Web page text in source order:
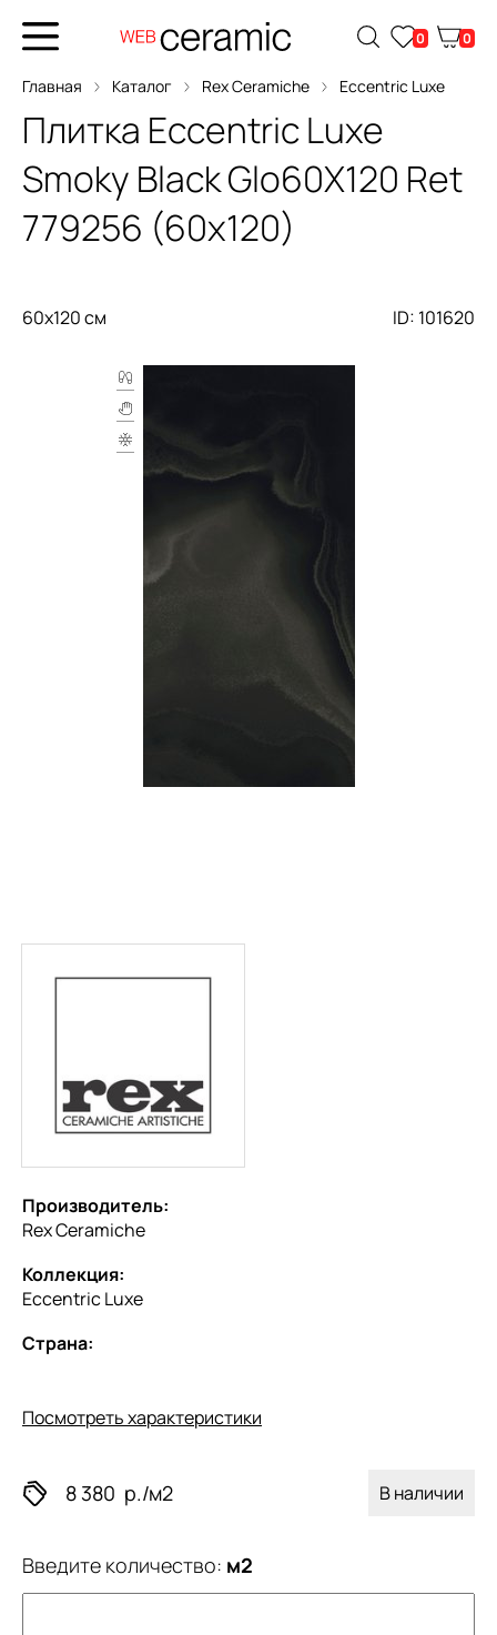
0 0
Главная Каталог Rex Ceramiche Eccentric Luxe
Плитка Eccentric Luxe
Smoky Black Glo60X120 Ret
779256 (60x120)
60x120 см ID: 101620
Производитель:
Rex Ceramiche
Коллекция:
Eccentric Luxe
Страна:
Посмотреть характеристики
8 380 р./м2 В наличии
Введите количество: м2